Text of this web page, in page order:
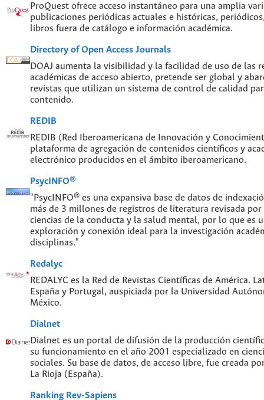
ProQuest ofrece acceso instantáneo para una amplia
publicaciones periódicas actuales e históricas,
libros fuera de catálogo e información académica.
Directory of Open Access Journals
DOAJ aumenta la visibilidad y la facilidad de uso de las
académicas de acceso abierto, pretende ser global y
revistas que utilizan un sistema de control de calidad
contenido.
REDIB
REDIB (Red Iberoamericana de Innovación y
plataforma de agregación de contenidos científicos y
electrónico producidos en el ámbito iberoamericano.
PsycINFO®
"PsycINFO® es una expansiva base de datos de
más de 3 millones de registros de literatura revisada por
ciencias de la conducta y la salud mental, por lo que es
exploración y conexión ideal para la investigación
disciplinas."
Redalyc
REDALYC es la Red de Revistas Científicas de América.
España y Portugal, auspiciada por la Universidad
México.
Dialnet
Dialnet es un portal de difusión de la producción
su funcionamiento en el año 2001 especializado en
sociales. Su base de datos, de acceso libre, fue creada
La Rioja (España).
Ranking Rev-Sapiens